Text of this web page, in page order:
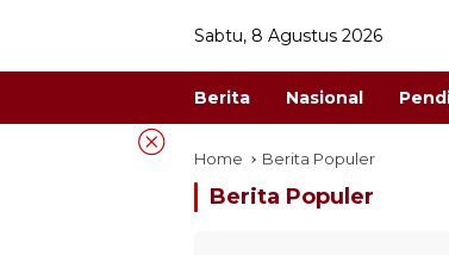
Sabtu, 8 Agustus 2026
Berita Nasional
Home Berita Populer
Berita Populer